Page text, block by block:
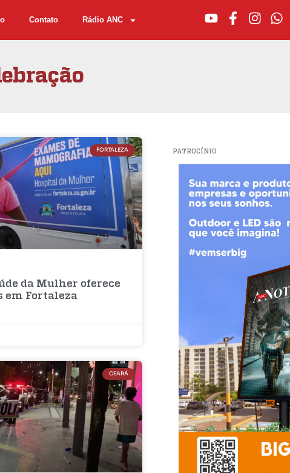
Contato Rádio ANC
FORTALEZA
da Mulher oferece
em Fortaleza
CEARÁ
PATROCÍNIO